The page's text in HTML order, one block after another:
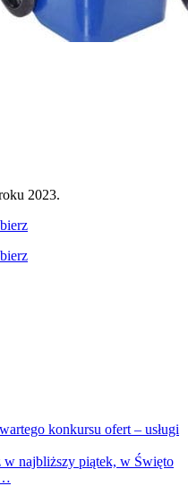
2023.
konkursu ofert – usługi
w najbliższy piątek, w Święto